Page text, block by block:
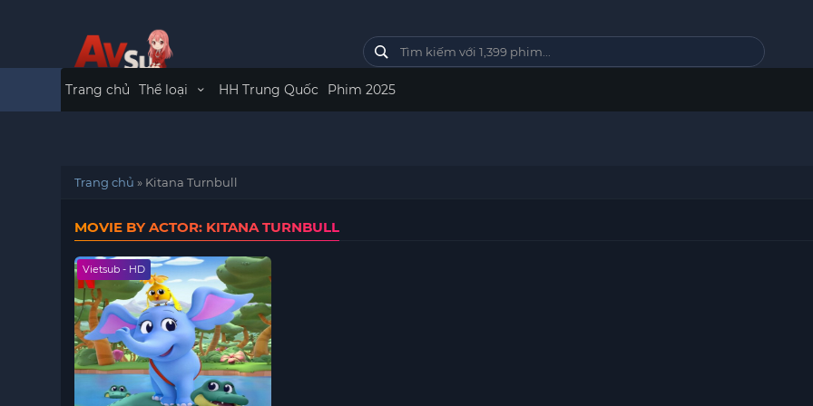
Trang chủ Thể loại HH Trung Quốc Phim 2025
Trang chủ » Kitana Turnbull
MOVIE BY ACTOR: KITANA TURNBULL
Vietsub - HD